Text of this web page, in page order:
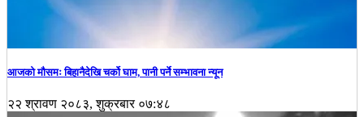
आजको मौसमः बिहानैदेखि चर्को घाम, पानी पर्ने सम्भावना न्यून
२२ श्रावण २०८३, शुक्रबार ०७:४८